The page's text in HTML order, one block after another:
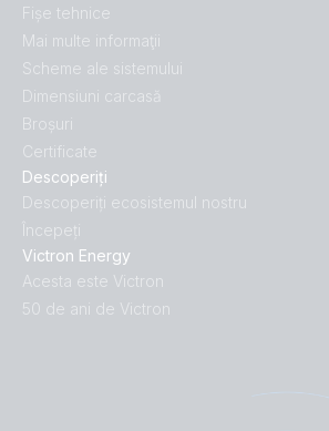
Descoperiți
Descoperiți ecosistemul nostru
Începeți
Victron Energy
Acesta este Victron
50 de ani de Victron
Fișe tehnice
Mai multe informaţii
Scheme ale sistemului
Dimensiuni carcasă
Broșuri
Certificate